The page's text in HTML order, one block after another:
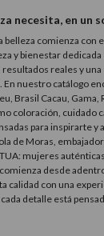
necesita, en un
belleza comienza con
y bienestar
reales y
En nuestro catálogo
Brasil Cacau, Gama,
coloración, cuidado
para inspirarte
de Moras,
mujeres
desde
calidad con una
detalle está